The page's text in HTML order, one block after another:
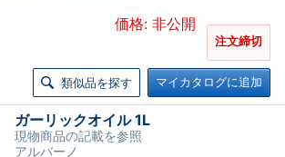
価格: 非公開
注文締切
類似品を探す マイカタログに追加
ガーリックオイル 1L
現物商品の記載を参照
アルバーノ